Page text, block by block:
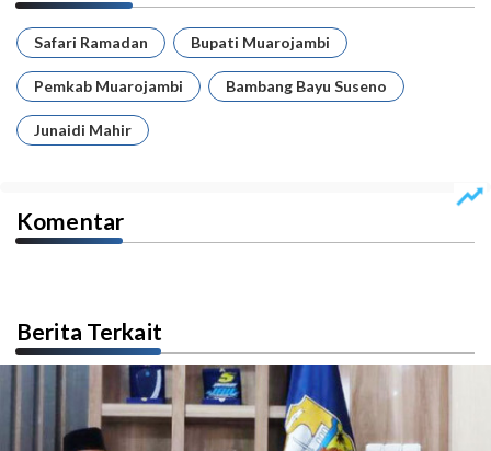
Safari Ramadan Bupati Muarojambi
Pemkab Muarojambi Bambang Bayu Suseno
Junaidi Mahir
Komentar
Berita Terkait